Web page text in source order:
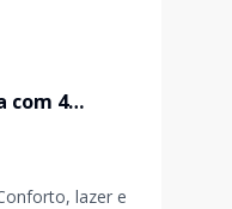
com 4
e
lazer e